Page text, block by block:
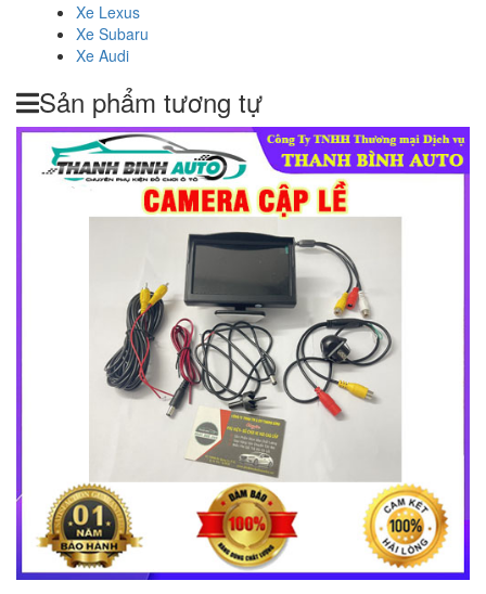
Xe Lexus
Xe Subaru
Xe Audi
Sản phẩm tương tự